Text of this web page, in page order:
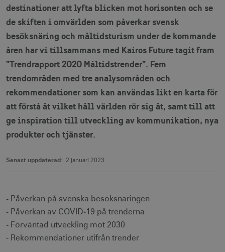
destinationer att lyfta blicken mot horisonten och se
de skiften i omvärlden som påverkar svensk
besöksnäring och måltidsturism under de kommande
åren har vi tillsammans med Kairos Future tagit fram
”Trendrapport 2020 Måltidstrender”. Fem
trendområden med tre analysområden och
rekommendationer som kan användas likt en karta för
att förstå åt vilket håll världen rör sig åt, samt till att
ge inspiration till utveckling av kommunikation, nya
produkter och tjänster.
Senast uppdaterad: 2 januari 2023
- Påverkan på svenska besöksnäringen
- Påverkan av COVID-19 på trenderna
- Förväntad utveckling mot 2030
- Rekommendationer utifrån trender